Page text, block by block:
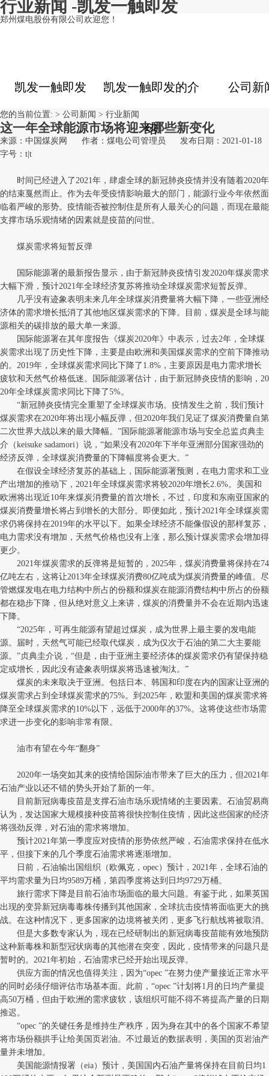
行业新闻 -凯发一触即发
郑州煤电股份有限公司欢迎您！
凯发一触即发 凯发一触即发的介
绍
公司新
您的当前位置: > 公司新闻 > 行业新闻
这一年全球能源市场将迎来哪些新变化
来源：中国煤炭网 作者：煤电公司管理员
发布日期：2021-01-18
字号： t t
时间已经进入了2021年，肆虐全球的新冠肺炎疫情并没有随着2020年
的结束戛然而止。作为去年受疫情影响最大的部门，能源行业今年依然面
临着严峻的形势。疫情能否被控制住是所有人最关心的问题，而现在最能
支撑市场乐观情绪的因素就是疫苗的问世。
煤炭需求将短暂反弹
国际能源署的最新报告显示，由于新冠肺炎疫情引发2020年煤炭需求
大幅下滑，预计2021年全球经济复苏将推动全球煤炭需求短暂反弹。
几乎没有迹象表明未来几年全球煤炭消费量将大幅下降，一些亚洲经
济体的需求增长抵消了其他地区煤炭需求的下降。目前，煤炭是全球与能
源相关的碳排放的最大单一来源。
国际能源署在其年度报告《煤炭2020年》中表示，过去2年，全球煤
炭需求出现了历史性下降，主要是由欧洲和美国煤炭需求的空前下降推动
的。2019年，全球煤炭需求同比下降了1.8%，主要原因是电力需求增长
疲软和天然气价格低迷。国际能源署估计，由于新冠肺炎疫情的影响，20
20年全球煤炭需求同比下降了5%。
“新冠肺炎疫情完全重塑了全球煤炭市场。疫情发生之前，我们预计
煤炭需求在2020年将出现小幅反弹，但2020年我们见证了煤炭消费量自第
二次世界大战以来的最大降幅。”国际能源署能源市场与安全总监贞典圭
介（keisuke sadamori）说，“如果没有2020年下半年亚洲部分国家强劲的
经济反弹，全球煤炭消费量的下降幅度将会更大。”
在假设全球经济复苏的基础上，国际能源署预测，在电力需求和工业
产出增加的推动下，2021年全球煤炭需求将较2020年增长2.6%。美国和
欧洲将出现近10年来煤炭消费量的首次增长，不过，印度和东南亚国家的
煤炭消费量增长将占到增长的大部分。即便如此，预计2021年全球煤炭需
求仍将保持在2019年的水平以下。如果全球经济不能像假设的那样复苏，
电力需求没有增加，天然气价格也没有上涨，那么预计煤炭需求会增加得
更少。
2021年煤炭需求的反弹将是短暂的，2025年，煤炭消费量将保持在74
亿吨左右，这将让2013年全球煤炭消费80亿吨成为煤炭消费量的峰值。尽
管燃煤发电在电力结构中所占的份额和煤炭在能源消费结构中所占的份额
都在稳步下降，但从绝对意义上来讲，煤炭的消费量并不会在近期内迅速
下降。
“2025年，可再生能源有望超过煤炭，成为世界上最主要的发电能
源。届时，天然气可能已经取代煤炭，成为仅次于石油的第二大主要能
源。”贞典圭介说，“但是，由于亚洲主要经济体的煤炭需求仍有望保持稳
定或增长，因此没有迹象表明煤炭将迅速被淘汰。”
煤炭的未来取决于亚洲。包括日本、韩国和印度在内的国家让亚洲的
煤炭需求占到全球煤炭需求的75%。到2025年，欧盟和美国的煤炭需求将
降至全球煤炭需求的10%以下，远低于2000年的37%。这将使这些市场需
求进一步变化的影响非常有限。
油市有望在今年“翻身”
2020年一场突如其来的疫情给国际油市带来了巨大的压力，但2021年
石油产业以还不错的势头开始了新的一年。
目前新冠病毒疫苗是支撑石油市场乐观情绪的主要因素。石油贸易商
认为，发达国家大规模接种疫苗将很快控制住疫情，因此这些国家的经济
将强劲反弹，对石油的需求将增加。
预计2021年第一季度应对疫情的形势依然严峻，石油需求保持在低水
平，但接下来的几个季度石油需求将逐渐增加。
日前，石油输出国组织（欧佩克，opec）预计，2021年，全球石油的
平均需求量为日均9589万桶，第四季度将达到日均9729万桶。
旅行需求下降是目前石油市场面临的最大问题。有鉴于此，如果英国
出现的变异新冠病毒毒株传播到其他国家，全球抗击疫情将面临更大的挑
战。在这种情况下，更多国家的边境将被关闭，更多飞行航线将被取消。
但是大多数专家认为，现在已经研制出的新冠病毒疫苗能有效地预防
这种新毒株和新型冠状病毒的其他潜在突变，因此，疫情带来的问题只是
暂时的。2021年初始，石油需求已经开始出现反弹。
供应方面的情况也值得关注，因为“opec ”在努力使产量接近正常水平
的同时必须仔细评估市场基本面。此前，“opec ”计划将1月的日均产量提
高50万桶，但由于欧洲的需求疲软，该组织可能不得不将提高产量的日期
推迟。
“opec ”的关键任务是维持生产秩序，因为身在其中的各个国家不希望
将市场份额拱手让给美国页岩油。不过最近的数据表明，美国的页岩油产
量并未增加。
美国能源情报署（eia）预计，美国国内石油产量将保持在目前日均1